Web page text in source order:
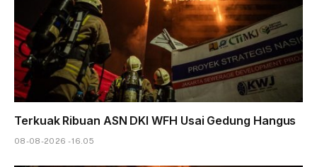
Terkuak Ribuan ASN DKI WFH Usai Gedung Hangus
08-08-2026 - 16.05